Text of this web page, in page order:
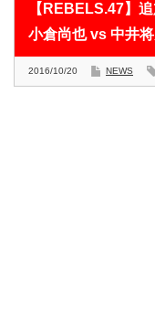
【REBELS.47】
小倉尚也 vs 中井
2016/10/20 NEWS